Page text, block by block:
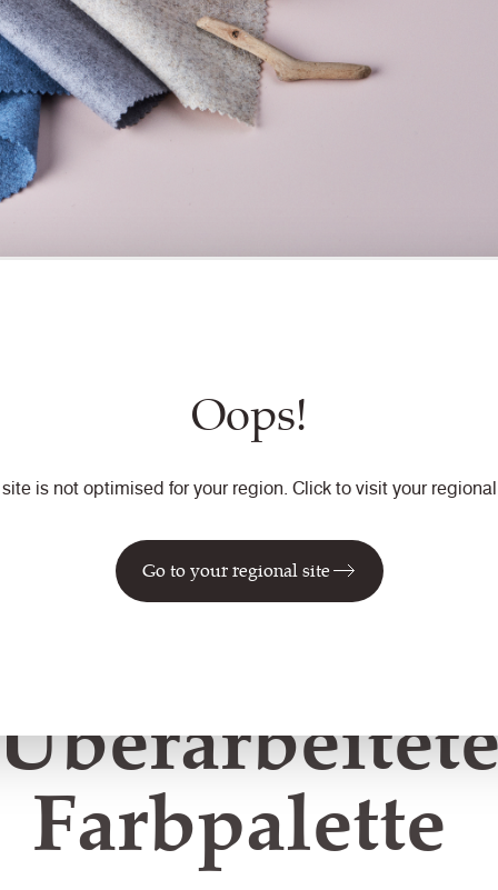
Oops!
is not optimised for your region. Click to visit your
Go to your regional site
Farbpalette